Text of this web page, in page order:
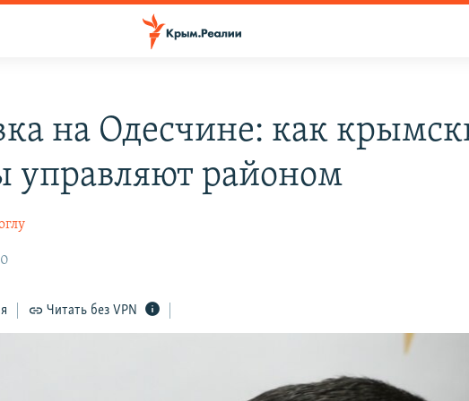
на Одесчине: как
управляют районом
Читать без VPN